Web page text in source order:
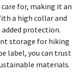
for, making it an
a high collar and
protection.
storage for hiking
label, you can trust
materials.